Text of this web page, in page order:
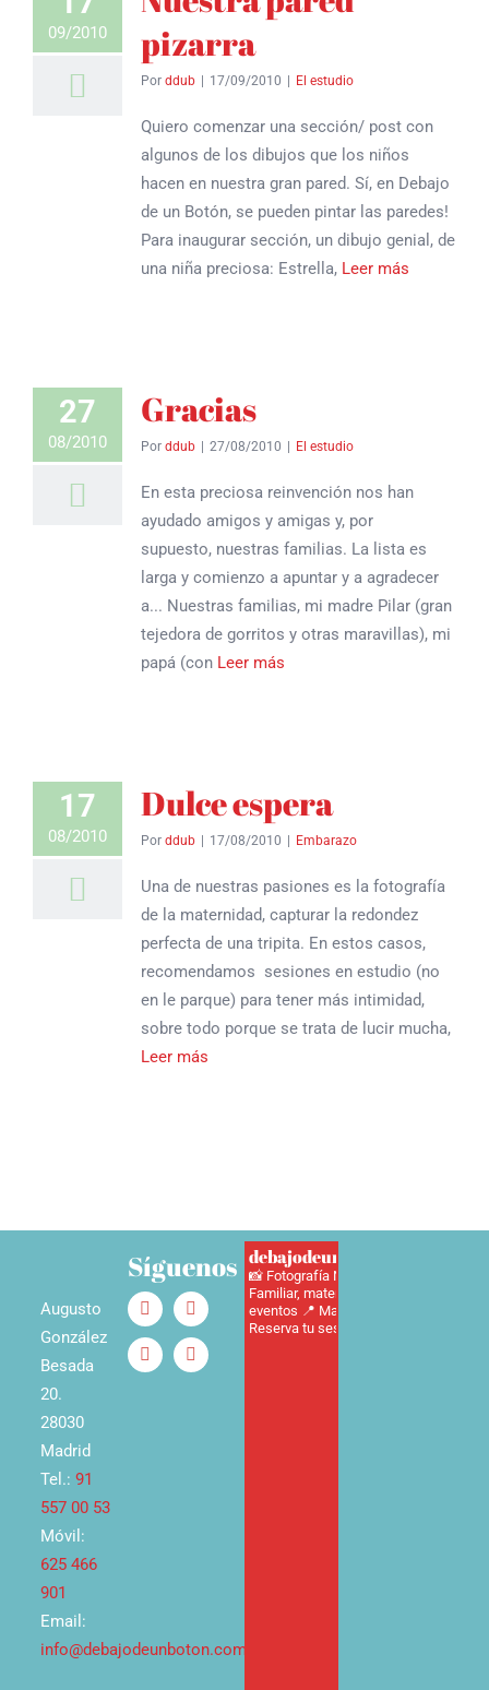
09/2010
pizarra
Por ddub 17/09/2010 El estudio
Quiero comenzar una sección/ post con
algunos de los dibujos que los niños
hacen en nuestra gran pared. Sí, en Debajo
de un Botón, se pueden pintar las paredes!
Para inaugurar sección, un dibujo genial, de
una niña preciosa: Estrella, Leer más
27
08/2010
Gracias
Por ddub 27/08/2010 El estudio
En esta preciosa reinvención nos han
ayudado amigos y amigas y, por
supuesto, nuestras familias. La lista es
larga y comienzo a apuntar y a agradecer
a... Nuestras familias, mi madre Pilar (gran
tejedora de gorritos y otras maravillas), mi
papá (con Leer más
17
08/2010
Dulce espera
Por ddub 17/08/2010 Embarazo
Una de nuestras pasiones es la fotografía
de la maternidad, capturar la redondez
perfecta de una tripita. En estos casos,
recomendamos sesiones en estudio (no
en le parque) para tener más intimidad,
sobre todo porque se trata de lucir mucha,
Leer más
Augusto
González
Besada
20.
28030
Madrid
Tel.: 91
557 00 53
Móvil:
625 466
901
Email:
info@debajodeunboton.com
Síguenos debajodeunbotonfotografia
📸 Fotografía Newborn, Infantil,
Familiar, maternidad, adultos y
eventos 📍 Madrid 📞625466901
Reserva tu sesión aquí ⬇️
Blog
Contacto